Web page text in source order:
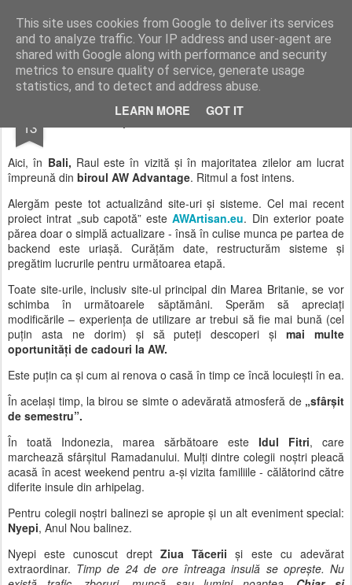
This site uses cookies from Google to deliver its services
and to analyze traffic. Your IP address and user-agent are
shared with Google along with performance and security
metrics to ensure quality of service, generate usage
statistics, and to detect and address abuse.
LEARN MORE GOT IT
AWGifts România
Home
13 O săptămână intensă în Bali…
Aici, în Bali, Raul este în vizită și în majoritatea zilelor am lucrat
împreună din biroul AW Advantage. Ritmul a fost intens.
Alergăm peste tot actualizând site-uri și sisteme. Cel mai recent
proiect intrat „sub capotă” esteAWArtisan.eu. Din exterior poate
părea doar o simplă actualizare - însă în culise munca pe partea de
backend este uriașă. Curățăm date, restructurăm sisteme și
pregătim lucrurile pentru următoarea etapă.
Toate site-urile, inclusiv site-ul principal din Marea Britanie, se vor
schimba în următoarele săptămâni. Sperăm să apreciați
modificările – experiența de utilizare ar trebui să fie mai bună (cel
puțin asta ne dorim) și să puteți descoperi șimai multe
oportunități de cadouri la AW.
Este puțin ca și cum ai renova o casă în timp ce încă locuiești în ea.
În același timp, la birou se simte o adevărată atmosferă de „sfârșit
de semestru”.
În toată Indonezia, marea sărbătoare este Idul Fitri, care
marchează sfârșitul Ramadanului. Mulți dintre colegii noștri pleacă
acasă în acest weekend pentru a-și vizita familiile - călătorind către
diferite insule din arhipelag.
Pentru colegii noștri balinezi se apropie și un alt eveniment special:
Nyepi, Anul Nou balinez.
Nyepi este cunoscut drept Ziua Tăcerii și este cu adevărat
extraordinar. Timp de 24 de ore întreaga insulă se oprește. Nu